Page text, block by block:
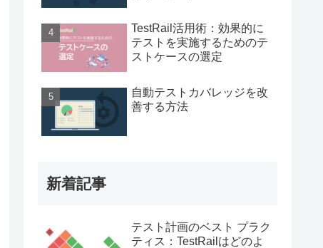
TestRail活用術：効果的に
テストを実施するためのテ
ストケースの選定
自動テストカバレッジを改
善する方法
新着記事
テスト計画のベスト プラク
ティス：TestRailはどのよ